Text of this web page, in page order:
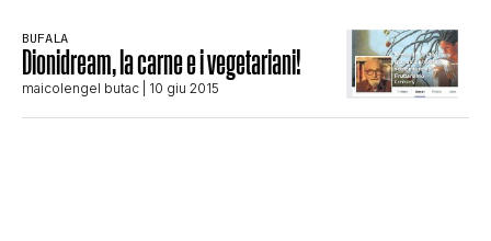
STORIA E CITAZIONI
BUFALA
Dionidream, la carne e i vegetariani!
maicolengel butac | 10 giu 2015